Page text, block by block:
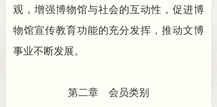
观，增强博物馆与社会的互动性 ，促进博
物馆宣传教育功能的充分发挥，推动文博
事业不断发展。
第二章 会员类别